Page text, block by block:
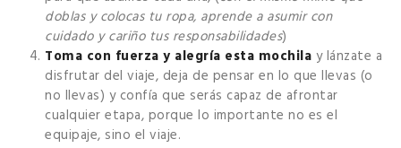
doblas y colocas tu ropa, aprende a asumir con
cuidado y cariño tus responsabilidades)
Toma con fuerza y alegría esta mochila y lánzate a
disfrutar del viaje, deja de pensar en lo que llevas (o
no llevas) y confía que serás capaz de afrontar
cualquier etapa, porque lo importante no es el
equipaje, sino el viaje.